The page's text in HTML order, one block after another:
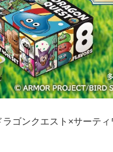
ゴンクエスト×サーティ